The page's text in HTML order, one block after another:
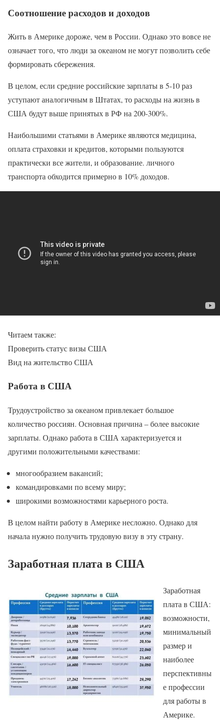
Соотношение расходов и доходов
Жить в Америке дороже, чем в России. Однако это вовсе не
означает того, что люди за океаном не могут позволить себе
формировать сбережения.
В целом, если средние российские зарплаты в 5-10 раз
уступают аналогичным в Штатах, то расходы на жизнь в
США будут выше принятых в РФ на 200-300%.
Наибольшими статьями в Америке являются медицина,
оплата страховки и кредитов, которыми пользуются
практически все жители, и образование. личного
транспорта обходится примерно в 10% доходов.
Читаем также:
Проверить статус визы США
Вид на жительство США
Работа в США
Трудоустройство за океаном привлекает большое
количество россиян. Основная причина – более высокие
зарплаты. Однако работа в США характеризуется и
другими положительными качествами:
многообразием вакансий;
командировками по всему миру;
широкими возможностями карьерного роста.
В целом найти работу в Америке несложно. Однако для
начала нужно получить трудовую визу в эту страну.
Заработная плата в США
Заработная
плата в США:
возможности,
минимальный
размер и
наиболее
перспективны
е профессии
для работы в
Америке.